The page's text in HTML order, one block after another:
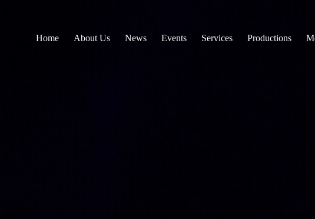
Home About Us News Events Services Productions